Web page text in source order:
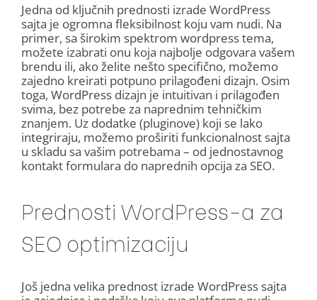
Jedna od ključnih prednosti izrade WordPress
sajta je ogromna fleksibilnost koju vam nudi. Na
primer, sa širokim spektrom wordpress tema,
možete izabrati onu koja najbolje odgovara vašem
brendu ili, ako želite nešto specifično, možemo
zajedno kreirati potpuno prilagođeni dizajn. Osim
toga, WordPress dizajn je intuitivan i prilagođen
svima, bez potrebe za naprednim tehničkim
znanjem. Uz dodatke (pluginove) koji se lako
integriraju, možemo proširiti funkcionalnost sajta
u skladu sa vašim potrebama – od jednostavnog
kontakt formulara do naprednih opcija za SEO.
Prednosti WordPress-a za
SEO optimizaciju
Još jedna velika prednost izrade WordPress sajta